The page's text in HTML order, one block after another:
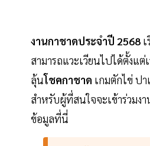
งานกาชาดประจำปี 2568
สามารถแวะเวียนไปได้ตั้งแ
ลุ้นโชคกาชาด เกมตักไข่ ป
สำหรับผู้ที่สนใจจะเข้าร่วมงา
ข้อมูลที่นี่